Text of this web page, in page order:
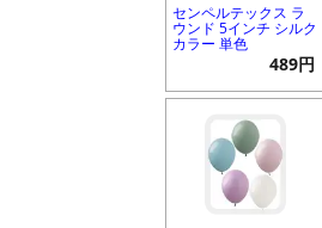
センペルテックス ラ
ウンド 5インチ シルク
カラー 単色
489円